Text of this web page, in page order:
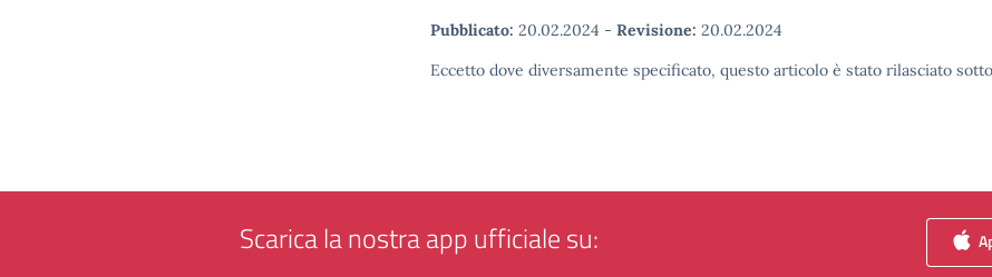
Pubblicato: 20.02.2024 - Revisione: 20.02.2024
Eccetto dove diversamente specificato, questo articolo è stato rilasciato
Scarica la nostra app ufficiale su: